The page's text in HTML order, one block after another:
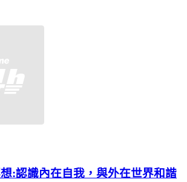
:認識內在自我，與外在世界和諧